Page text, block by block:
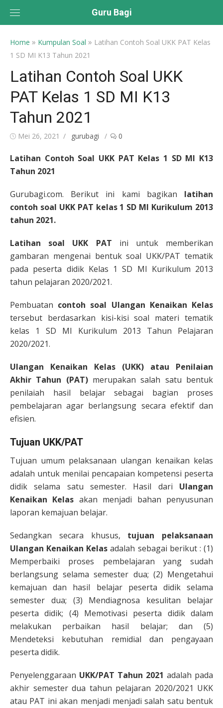
Guru Bagi
Home » Kumpulan Soal » Latihan Contoh Soal UKK PAT Kelas
1 SD MI K13 Tahun 2021
Latihan Contoh Soal UKK
PAT Kelas 1 SD MI K13
Tahun 2021
PostedMei 26, 2021 Author
gurubagi 0
Latihan Contoh Soal UKK PAT Kelas 1 SD MI K13
Tahun 2021
Gurubagi.com. Berikut ini kami bagikan latihan
contoh soal UKK PAT kelas 1 SD MI Kurikulum 2013
tahun 2021.
Latihan soal UKK PAT ini untuk memberikan
gambaran mengenai bentuk soal UKK/PAT tematik
pada peserta didik Kelas 1 SD MI Kurikulum 2013
tahun pelajaran 2020/2021.
Pembuatan contoh soal Ulangan Kenaikan Kelas
tersebut berdasarkan kisi-kisi soal materi tematik
kelas 1 SD MI Kurikulum 2013 Tahun Pelajaran
2020/2021.
Ulangan Kenaikan Kelas (UKK) atau Penilaian
Akhir Tahun (PAT) merupakan salah satu bentuk
penilaiah hasil belajar sebagai bagian proses
pembelajaran agar berlangsung secara efektif dan
efisien.
Tujuan UKK/PAT
Tujuan umum pelaksanaan ulangan kenaikan kelas
adalah untuk menilai pencapaian kompetensi peserta
didik selama satu semester. Hasil dari Ulangan
Kenaikan Kelas akan menjadi bahan penyusunan
laporan kemajuan belajar.
Sedangkan secara khusus, tujuan pelaksanaan
Ulangan Kenaikan Kelas adalah sebagai berikut : (1)
Memperbaiki proses pembelajaran yang sudah
berlangsung selama semester dua; (2) Mengetahui
kemajuan dan hasil belajar peserta didik selama
semester dua; (3) Mendiagnosa kesulitan belajar
peserta didik; (4) Memotivasi peserta didik dalam
melakukan perbaikan hasil belajar; dan (5)
Mendeteksi kebutuhan remidial dan pengayaan
peserta didik.
Penyelenggaraan UKK/PAT Tahun 2021 adalah pada
akhir semester dua tahun pelajaran 2020/2021 UKK
atau PAT ini akan menjadi menjadi salah satu bentuk